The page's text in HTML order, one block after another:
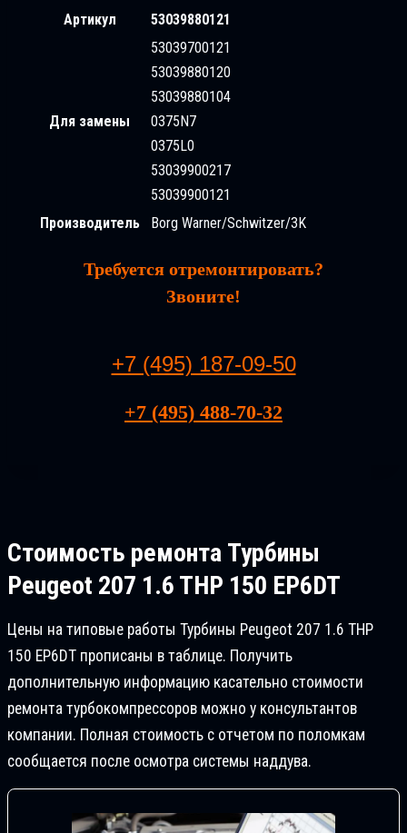
Артикул
53039880121
Для замены
53039700121
53039880120
53039880104
0375N7
0375L0
53039900217
53039900121
Производитель
Borg Warner/Schwitzer/3K
Требуется отремонтировать?
Звоните!
+7 (495) 187-09-50
+7 (495) 488-70-32
Стоимость ремонта Турбины
Peugeot 207 1.6 THP 150 EP6DT
Цены на типовые работы Турбины Peugeot 207 1.6 THP
150 EP6DT прописаны в таблице. Получить
дополнительную информацию касательно стоимости
ремонта турбокомпрессоров можно у консультантов
компании. Полная стоимость с отчетом по поломкам
сообщается после осмотра системы наддува.